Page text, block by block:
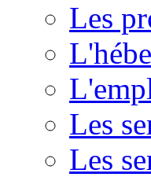
Les
Les
Les